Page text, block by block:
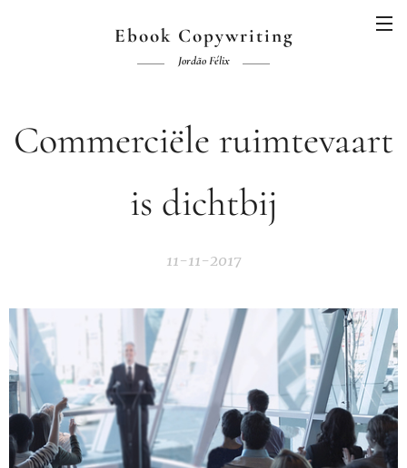
Ebook Copywriting
Jordão Félix
Commerciële ruimtevaart
is dichtbij
11-11-2017